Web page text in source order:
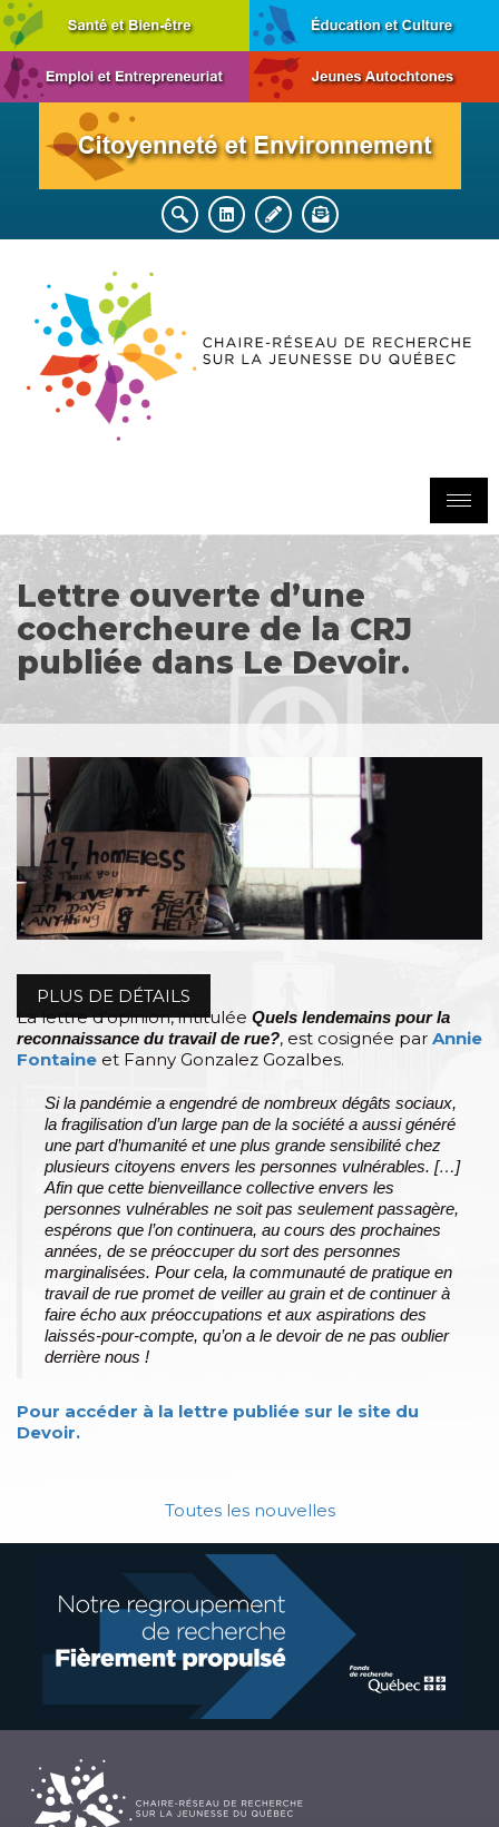
Lettre ouverte d’une
cochercheure de la CRJ
publiée dans Le Devoir.
PLUS DE DÉTAILS
La lettre d’opinion, intitulée Quels lendemains pour la
reconnaissance du travail de rue?, est cosignée par Annie
Fontaine et Fanny Gonzalez Gozalbes.
Si la pandémie a engendré de nombreux dégâts sociaux,
la fragilisation d’un large pan de la société a aussi généré
une part d’humanité et une plus grande sensibilité chez
plusieurs citoyens envers les personnes vulnérables. […]
Afin que cette bienveillance collective envers les
personnes vulnérables ne soit pas seulement passagère,
espérons que l’on continuera, au cours des prochaines
années, de se préoccuper du sort des personnes
marginalisées. Pour cela, la communauté de pratique en
travail de rue promet de veiller au grain et de continuer à
faire écho aux préoccupations et aux aspirations des
laissés-pour-compte, qu’on a le devoir de ne pas oublier
derrière nous !
Pour accéder à la lettre publiée sur le site du
Devoir.
Toutes les nouvelles